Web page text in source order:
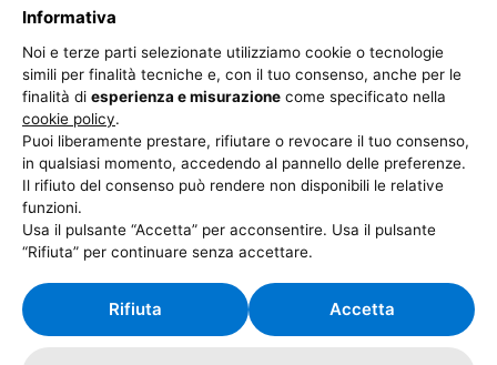
NOVITÀ: Le Pizzerie Top di Agropoli
🍕Promozione 2x1nelle migliori pizzerie di
Agropoli! Solo per questa settimana.
★★★★☆(98 recensioni)
APPROFITTA ORA
Le offerte potrebbero variare in base alla disponibilità. Controlla i
Stato account: inattivo -Assistenza
Attualmente stai visualizzando contenuti alternativi
Informativa
Noi e terze parti selezionate utilizziamo cookie o tecnologie
simili per finalità tecniche e, con il tuo consenso, anche per le
finalità di esperienza e misurazione come specificato nella
cookie policy.
Puoi liberamente prestare, rifiutare o revocare il tuo consenso,
in qualsiasi momento, accedendo al pannello delle preferenze.
Il rifiuto del consenso può rendere non disponibili le relative
funzioni.
Usa il pulsante “Accetta” per acconsentire. Usa il pulsante
“Rifiuta” per continuare senza accettare.
Rifiuta Accetta